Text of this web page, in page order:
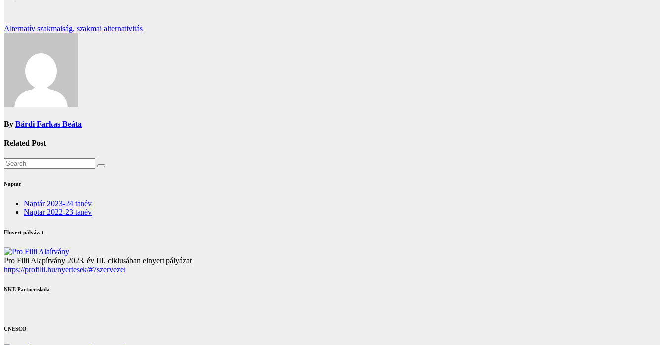
Bejegyzés
Alternatív szakmaiság, szakmai alternativitás
By Bárdi Farkas Beáta
Related Post
Naptár
Naptár 2023-24 tanév
Naptár 2022-23 tanév
Elnyert pályázat
Pro Filii Alapítvány 2023. év III. ciklusában elnyert pályázat
https://profilii.hu/nyertesek/#7szervezet
NKE Partneriskola
UNESCO